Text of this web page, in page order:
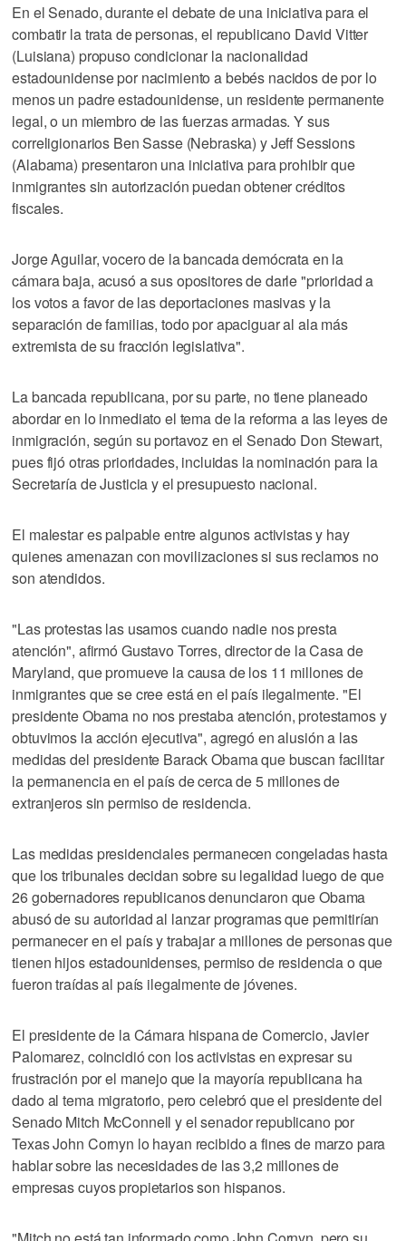
En el Senado, durante el debate de una iniciativa para el
combatir la trata de personas, el republicano David Vitter
(Luisiana) propuso condicionar la nacionalidad
estadounidense por nacimiento a bebés nacidos de por lo
menos un padre estadounidense, un residente permanente
legal, o un miembro de las fuerzas armadas. Y sus
correligionarios Ben Sasse (Nebraska) y Jeff Sessions
(Alabama) presentaron una iniciativa para prohibir que
inmigrantes sin autorización puedan obtener créditos
fiscales.
Jorge Aguilar, vocero de la bancada demócrata en la
cámara baja, acusó a sus opositores de darle "prioridad a
los votos a favor de las deportaciones masivas y la
separación de familias, todo por apaciguar al ala más
extremista de su fracción legislativa".
La bancada republicana, por su parte, no tiene planeado
abordar en lo inmediato el tema de la reforma a las leyes de
inmigración, según su portavoz en el Senado Don Stewart,
pues fijó otras prioridades, incluidas la nominación para la
Secretaría de Justicia y el presupuesto nacional.
El malestar es palpable entre algunos activistas y hay
quienes amenazan con movilizaciones si sus reclamos no
son atendidos.
"Las protestas las usamos cuando nadie nos presta
atención", afirmó Gustavo Torres, director de la Casa de
Maryland, que promueve la causa de los 11 millones de
inmigrantes que se cree está en el país ilegalmente. "El
presidente Obama no nos prestaba atención, protestamos y
obtuvimos la acción ejecutiva", agregó en alusión a las
medidas del presidente Barack Obama que buscan facilitar
la permanencia en el país de cerca de 5 millones de
extranjeros sin permiso de residencia.
Las medidas presidenciales permanecen congeladas hasta
que los tribunales decidan sobre su legalidad luego de que
26 gobernadores republicanos denunciaron que Obama
abusó de su autoridad al lanzar programas que permitirían
permanecer en el país y trabajar a millones de personas que
tienen hijos estadounidenses, permiso de residencia o que
fueron traídas al país ilegalmente de jóvenes.
El presidente de la Cámara hispana de Comercio, Javier
Palomarez, coincidió con los activistas en expresar su
frustración por el manejo que la mayoría republicana ha
dado al tema migratorio, pero celebró que el presidente del
Senado Mitch McConnell y el senador republicano por
Texas John Cornyn lo hayan recibido a fines de marzo para
hablar sobre las necesidades de las 3,2 millones de
empresas cuyos propietarios son hispanos.